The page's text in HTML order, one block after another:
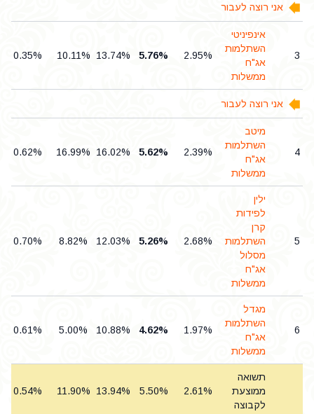
אני רוצה לעבור
3
אינפיניטי
השתלמות
אג"ח
ממשלות
2.95%
5.76%
13.74%
10.11%
0.35%
אני רוצה לעבור
4
מיטב
השתלמות
אג"ח
ממשלות
2.39%
5.62%
16.02%
16.99%
0.62%
5
ילין
לפידות
קרן
השתלמות
מסלול
אג"ח
ממשלות
2.68%
5.26%
12.03%
8.82%
0.70%
6
מגדל
השתלמות
אג"ח
ממשלות
1.97%
4.62%
10.88%
5.00%
0.61%
תשואה
ממוצעת
לקבוצה
2.61%
5.50%
13.94%
11.90%
0.54%